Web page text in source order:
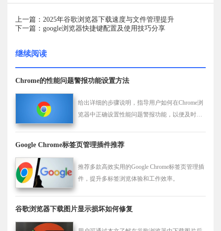
上一篇：2025年谷歌浏览器下载速度与文件管理提升
下一篇：google浏览器快捷键配置及使用技巧分享
继续阅读
Chrome的性能问题警报功能设置方法
给出详细的步骤说明，指导用户如何在Chrome浏
览器中正确设置性能问题警报功能，以便及时获
Google Chrome标签页管理插件推荐
推荐多款高效实用的Google Chrome标签页管理插
件，提升多标签浏览体验和工作效率。
谷歌浏览器下载图片显示损坏如何修复